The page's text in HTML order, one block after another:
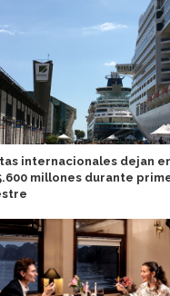
internacionales dejan
millones durante